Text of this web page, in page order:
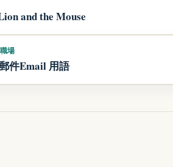
and the Mouse
場
件Email 用語